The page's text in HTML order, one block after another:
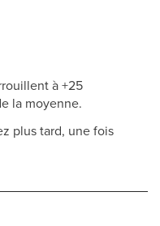
à +25
la moyenne.
plus tard, une fois